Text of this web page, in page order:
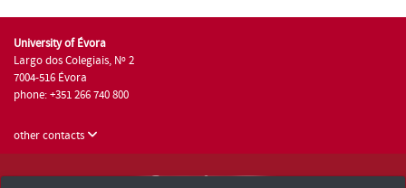
University of Évora
Largo dos Colegiais, Nº 2
7004-516 Évora
phone: +351 266 740 800
other contacts